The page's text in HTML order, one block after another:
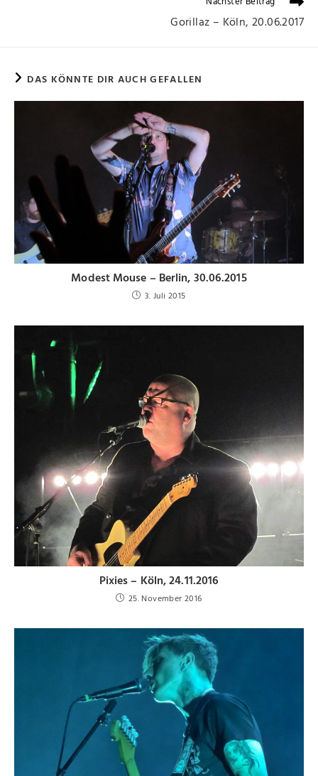
Gorillaz – Köln, 20.06.2017
DAS KÖNNTE DIR AUCH GEFALLEN
Modest Mouse – Berlin, 30.06.2015
3. Juli 2015
Pixies – Köln, 24.11.2016
25. November 2016